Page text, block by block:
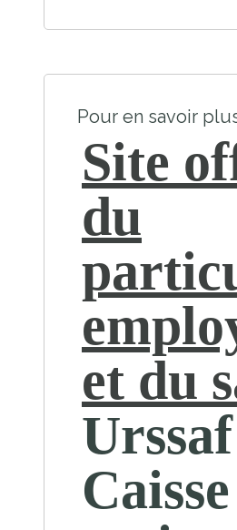
Pour en savoir
Site
du
et du
Urssaf
Caisse